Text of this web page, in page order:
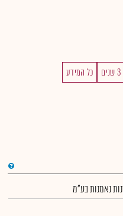
3 שנים כל המידע
נאמנות בע"מ